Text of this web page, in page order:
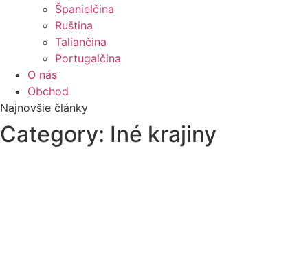
Španielčina
Ruština
Taliančina
Portugalčina
O nás
Obchod
Najnovšie články
Category: Iné krajiny